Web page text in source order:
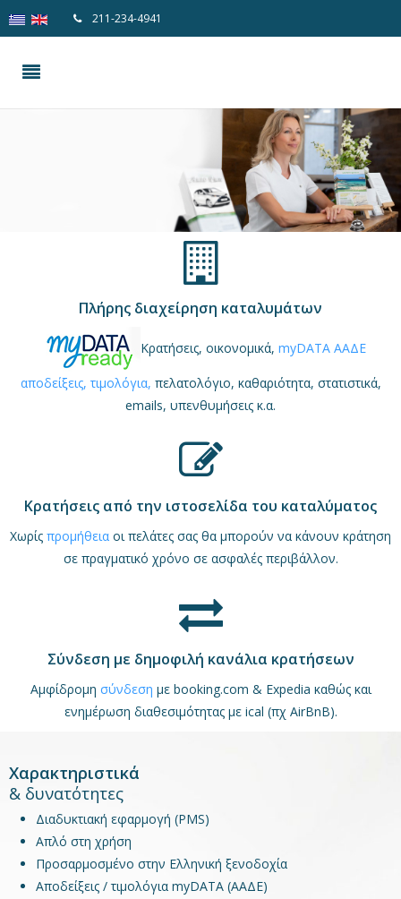
211-234-4941
Πλήρης διαχείρηση καταλυμάτων
Κρατήσεις, οικονομικά, myDATA ΑΑΔΕ
αποδείξεις, τιμολόγια, πελατολόγιο, καθαριότητα, στατιστικά,
emails, υπενθυμήσεις κ.α.
Κρατήσεις από την ιστοσελίδα του καταλύματος
Χωρίς προμήθεια οι πελάτες σας θα μπορούν να κάνουν κράτηση
σε πραγματικό χρόνο σε ασφαλές περιβάλλον.
Σύνδεση με δημοφιλή κανάλια κρατήσεων
Αμφίδρομη σύνδεση με booking.com & Expedia καθώς και
ενημέρωση διαθεσιμότητας με ical (πχ AirBnB).
Χαρακτηριστικά
& δυνατότητες
Διαδυκτιακή εφαρμογή (PMS)
Απλό στη χρήση
Προσαρμοσμένο στην Ελληνική ξενοδοχία
Αποδείξεις / τιμολόγια myDATA (ΑΑΔΕ)